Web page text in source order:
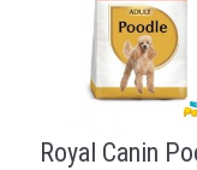
Royal Canin